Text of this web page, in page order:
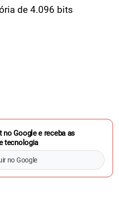
de 4.096 bits
no Google e receba as
tecnologia
no Google